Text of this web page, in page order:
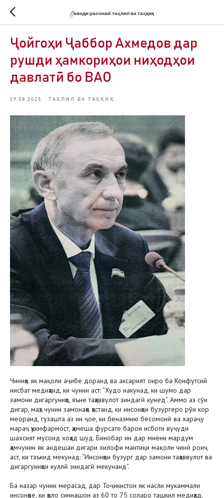
Cаводи расонаӣ, таҳлил ва таҳқиқ
Ҷойгоҳи Ҷаббор Ахмедов дар
рушди ҳамкориҳои ниҳодҳои
давлатӣ бо ВАО
29.08.2025 ТАҲЛИЛ ВА ТАҲҚИҚ
Чиниҳо як мақоли аҷибе доранд ва аксарият онро ба Конфутсий
нисбат медиҳанд, ки чунин аст: “Худо накунад, ки шумо дар
замони дигаргуниҳо, яъне таҳаввулот зиндагӣ кунед”. Аммо аз сӯи
дигар, маҳз чунин замонаҳо ҳастанд, ки инсонҳои бузургеро рӯи кор
меоранд, гузашта аз ин ҷое, ки беназмию бесомонӣ ва хараҷу
мараҷ ҳукмфармост, ҳамеша фурсате барои исботи вуҷуди
шахсият мусоид хоҳад шуд. Бинобар ин дар миёни мардум
ҳамчунин як андешаи дигари хилофи мантиқи мақоли чинӣ роиҷ
аст, ки таъкид мекунад: “Инсонҳои бузург дар замони таҳаввулот ва
дигаргуниҳои куллӣ зиндагӣ мекунанд”.
Ба назар чунин мерасад, дар Тоҷикистон як насли мукаммали
инсонҳое, ки ҳоло синнашон аз 60 то 75 соларо ташкил медиҳад,